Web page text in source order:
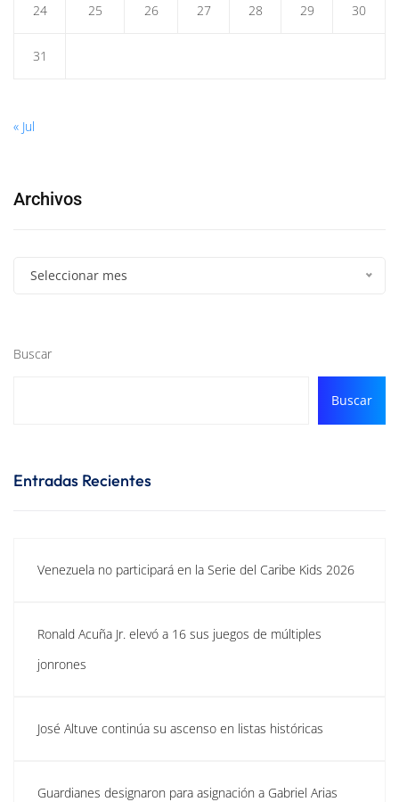
24 25 26 27 28 29 30
31
« Jul
Archivos
Seleccionar mes
Buscar
Buscar
Entradas Recientes
Venezuela no participará en la Serie del Caribe Kids 2026
Ronald Acuña Jr. elevó a 16 sus juegos de múltiples
jonrones
José Altuve continúa su ascenso en listas históricas
Guardianes designaron para asignación a Gabriel Arias